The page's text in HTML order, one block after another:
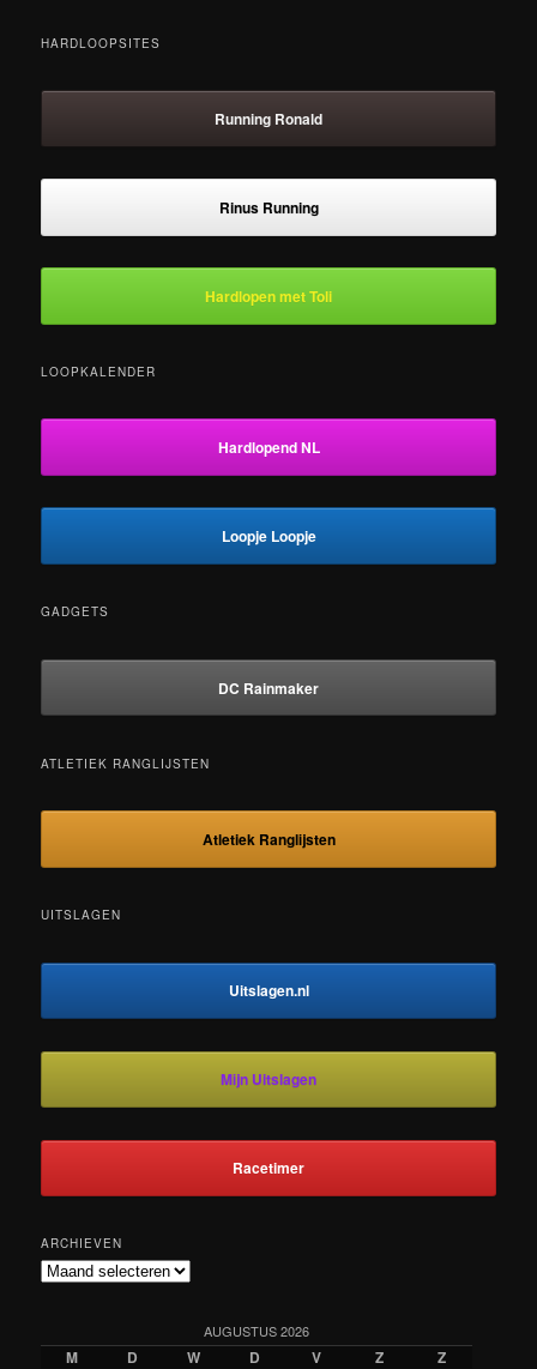
HARDLOOPSITES
Running Ronald
Rinus Running
Hardlopen met Toli
LOOPKALENDER
Hardlopend NL
Loopje Loopje
GADGETS
DC Rainmaker
ATLETIEK RANGLIJSTEN
Atletiek Ranglijsten
UITSLAGEN
Uitslagen.nl
Mijn Uitslagen
Racetimer
ARCHIEVEN
Archieven
AUGUSTUS 2026
M D W D V Z Z